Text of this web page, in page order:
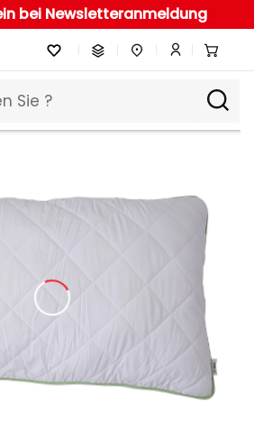
bei Newsletteranmeldung